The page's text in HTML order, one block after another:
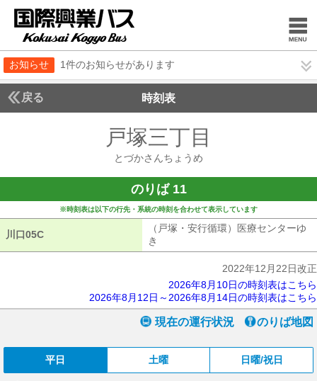
お知らせ 1件のお知らせがあります
戻る 時刻表
戸塚三丁目
とづかさんちょうめ
のりば 11
※時刻表は以下の行先・系統の時刻を合わせて表示しています
川口05C
（戸塚・安行循環）医療センターゆ
き
2022年12月22日改正
2026年8月10日の時刻表はこちら
2026年8月12日～2026年8月14日の時刻表はこちら
現在の運行状況 のりば地図
平日 土曜 日曜/祝日